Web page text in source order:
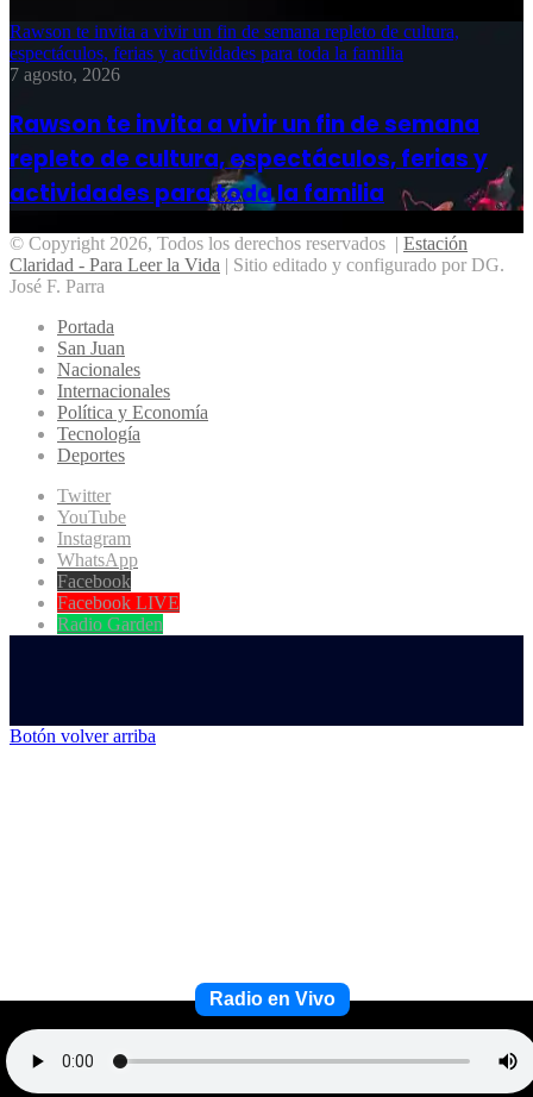
Rawson te invita a vivir un fin de semana repleto de cultura,
espectáculos, ferias y actividades para toda la familia
7 agosto, 2026
Rawson te invita a vivir un fin de semana
repleto de cultura, espectáculos, ferias y
actividades para toda la familia
© Copyright 2026, Todos los derechos reservados | Estación
Claridad - Para Leer la Vida | Sitio editado y configurado por DG.
José F. Parra
Radio en Vivo
Portada
San Juan
Nacionales
Internacionales
Política y Economía
Tecnología
Deportes
Twitter
YouTube
Instagram
WhatsApp
Facebook
Facebook LIVE
Radio Garden
Botón volver arriba